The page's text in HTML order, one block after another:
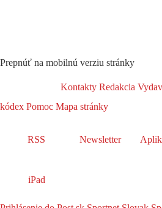
Prepnúť na mobilnú verziu stránky
Kontakty Redakcia
kódex Pomoc Mapa stránky
RSS Newsletter
iPad